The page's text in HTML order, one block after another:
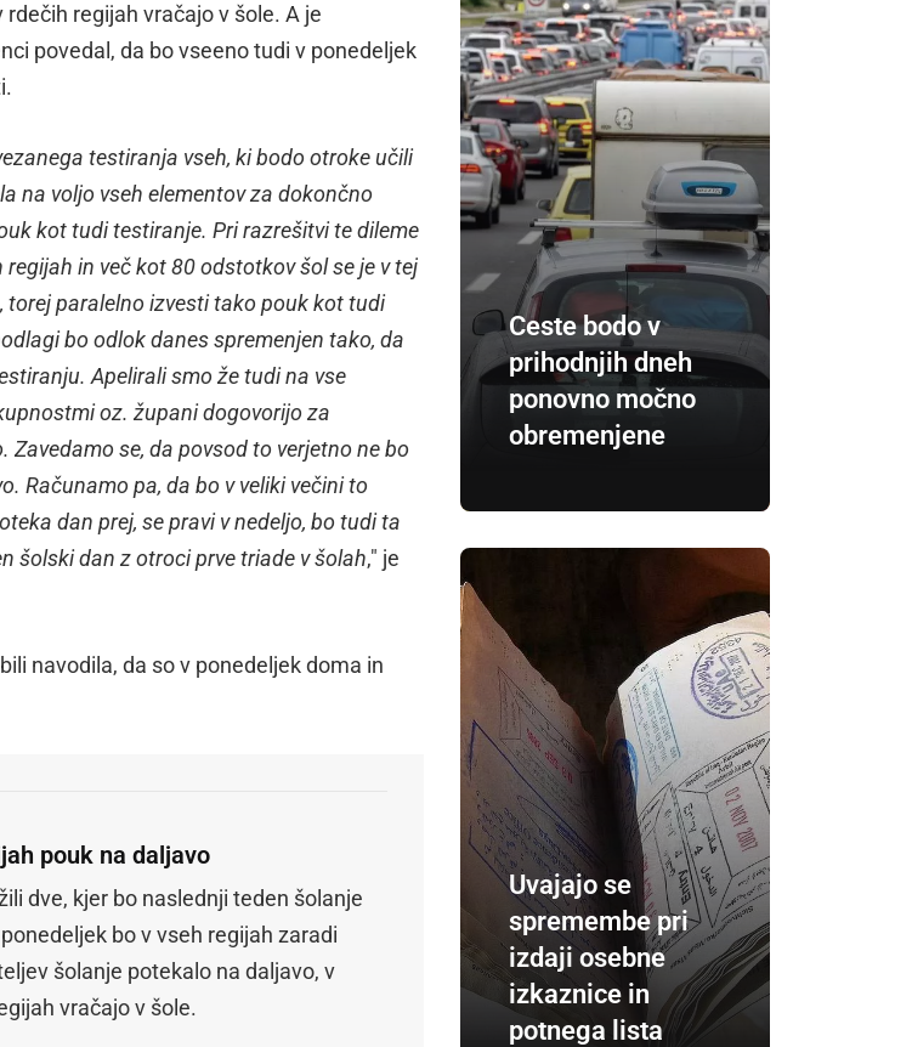
regijah vračajo v šole. A je
povedal, da bo vseeno tudi v ponedeljek
testiranja vseh, ki bodo otroke učili
na voljo vseh elementov za dokončno
kot tudi testiranje. Pri razrešitvi te dileme
regijah in več kot 80 odstotkov šol se je v tej
torej paralelno izvesti tako pouk kot tudi
bo odlok danes spremenjen tako, da
Apelirali smo že tudi na vse
oz. župani dogovorijo za
Zavedamo se, da povsod to verjetno ne bo
Računamo pa, da bo v veliki večini to
dan prej, se pravi v nedeljo, bo tudi ta
šolski dan z otroci prve triade v šolah," je
navodila, da so v ponedeljek doma in
pouk na daljavo
dve, kjer bo naslednji teden šolanje
bo v vseh regijah zaradi
šolanje potekalo na daljavo, v
vračajo v šole.
Ceste bodo v
prihodnjih dneh
ponovno močno
obremenjene
Uvajajo se
spremembe pri
izdaji osebne
izkaznice in
potnega lista